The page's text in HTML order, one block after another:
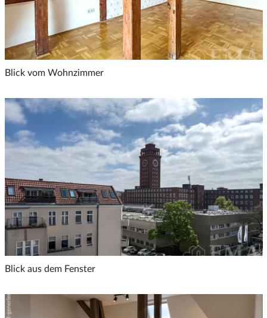
Blick vom Wohnzimmer
Blick aus dem Fenster